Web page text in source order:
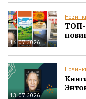
16.07.2026
ТОП-
13.07.2026